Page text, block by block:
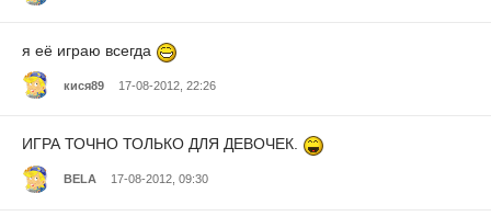
я её играю всегда
кися89 17-08-2012, 22:26
ИГРА ТОЧНО ТОЛЬКО ДЛЯ ДЕВОЧЕК.
BELA 17-08-2012, 09:30